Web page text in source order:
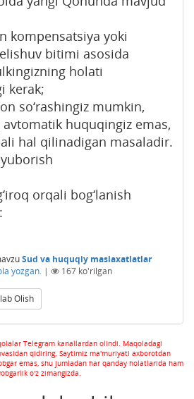
kompensatsiya yoki
bitimi asosida
holati
kerak;
so‘rashingiz mumkin,
huquqingiz emas,
hal qilinadigan masaladir.
orqali bog‘lanish
Sud va huquqiy maslaxatlatlar
yozgan. | 167 ko'rilgan
Olish
Telegram kanallardan olindi. Maqoladagi
qidiring. Saytimiz ma'muriyati axborotdan
emas, shu jumladan har qanday holatlarida ham
o'z zimangizda.